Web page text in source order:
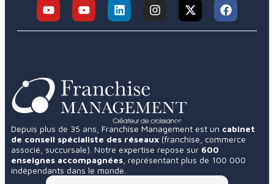
Depuis plus de 35 ans, Franchise Management est un cabinet
de conseil spécialiste des réseaux (franchise, commerce
associé, succursale). Notre expertise repose sur 600
enseignes accompagnées , représentant plus de 100 000
indépendants dans le monde.